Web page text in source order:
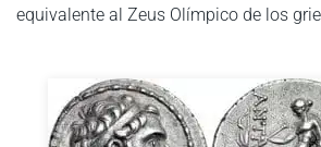
equivalente al Zeus Olímpico de los